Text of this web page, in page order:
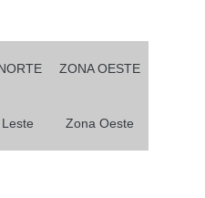
ZONA OESTE
Zona Oeste